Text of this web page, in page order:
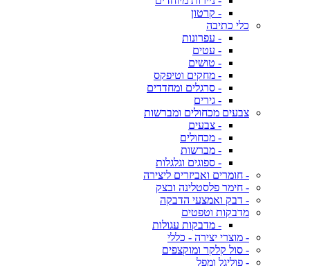
- קרטון
כלי כתיבה
- עפרונות
- עטים
- טושים
- מחקים וטיפקס
- סרגלים ומחדדים
- גירים
צבעים מכחולים ומברשות
- צבעים
- מכחולים
- מברשות
- ספוגים וגלגלות
- חומרים ואביזרים ליצירה
- חימר פלסטלינה ובצק
- דבק ואמצעי הדבקה
מדבקות וטפטים
- מדבקות עגולות
- מוצרי יצירה - כללי
- סול קלקר ומוקצפים
- פוליגל ומפל